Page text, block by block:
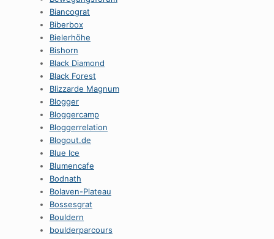
Biancograt
Biberbox
Bielerhöhe
Bishorn
Black Diamond
Black Forest
Blizzarde Magnum
Blogger
Bloggercamp
Bloggerrelation
Blogout.de
Blue Ice
Blumencafe
Bodnath
Bolaven-Plateau
Bossesgrat
Bouldern
boulderparcours